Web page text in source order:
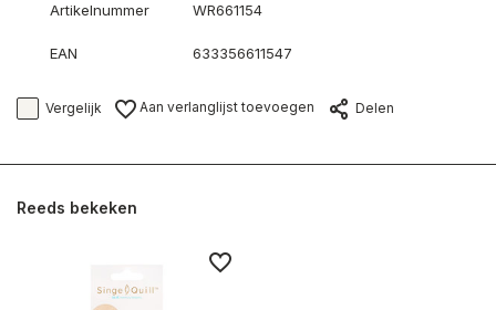
Artikelnummer WR661154
EAN 633356611547
Vergelijk Aan verlanglijst toevoegen Delen
Reeds bekeken